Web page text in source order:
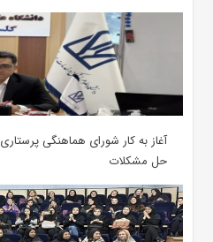
آغاز به کار شورای هماهنگی
حل مشکلات